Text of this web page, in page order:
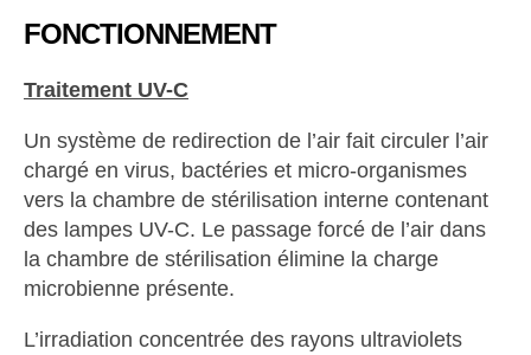
FONCTIONNEMENT
Traitement UV-C
Un système de redirection de l’air fait circuler l’air
chargé en virus, bactéries et micro-organismes
vers la chambre de stérilisation interne contenant
des lampes UV-C. Le passage forcé de l’air dans
la chambre de stérilisation élimine la charge
microbienne présente.
L’irradiation concentrée des rayons ultraviolets